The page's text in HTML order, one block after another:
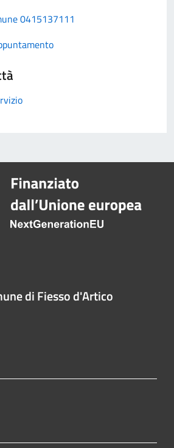
0415137111
di Fiesso d'Artico